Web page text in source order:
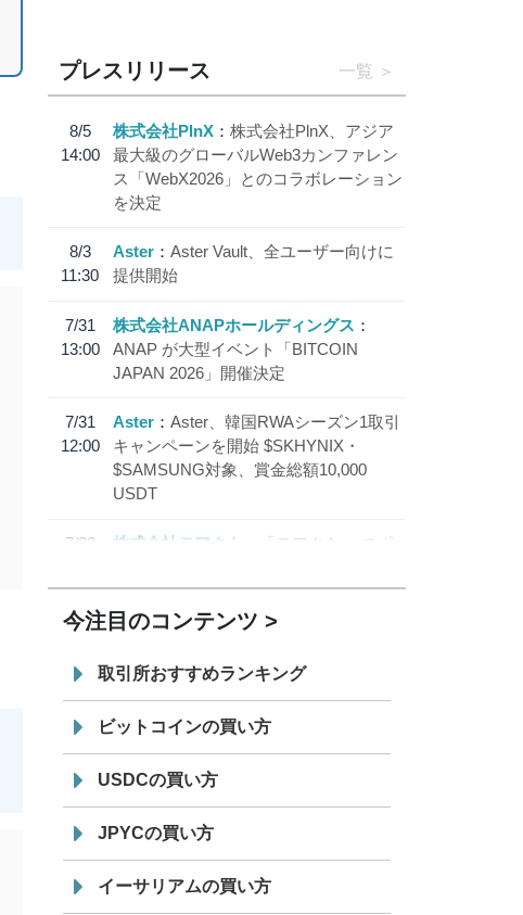
プレスリリース 一覧
8/5
14:00
株式会社PlnX
株式会社PlnX、アジア
最大級のグローバルWeb3カンファレン
ス「WebX2026」とのコラボレーション
を決定
8/3
11:30
Aster
Aster Vault、全ユーザー向けに
提供開始
7/31
13:00
株式会社ANAPホールディングス
ANAP が大型イベント「BITCOIN
JAPAN 2026」開催決定
7/31
12:00
Aster
Aster、韓国RWAシーズン1取引
キャンペーンを開始 $SKHYNIX・
$SAMSUNG対象、賞金総額10,000
USDT
7/30
株式会社モアクト
「モアクト」 のポ
「 JPYC」を追加
19:30
てステーブルコイン「JPYSC」徹底解
説セミナーを開催
今注目のコンテンツ
取引所おすすめランキング
ビットコインの買い方
USDCの買い方
JPYCの買い方
イーサリアムの買い方